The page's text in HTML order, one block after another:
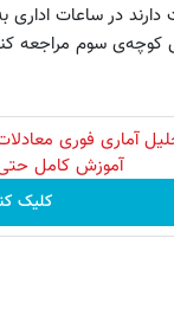
سوم مراجعه
آماری فوری
آموزش کامل
کلیک